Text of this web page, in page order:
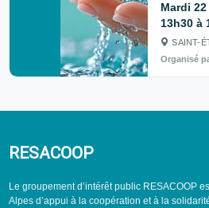
Mardi
13h30 à
SAINT-
Organisé
RESACOOP
Le groupement d’intérêt public RESACOOP
Alpes d’appui à la coopération et à la